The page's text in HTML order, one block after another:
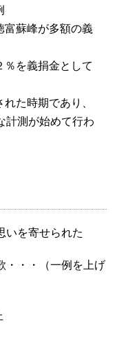
富蘇峰が多額の義
％を義捐金として
た時期であり、
計測が始めて行わ
いを寄せられた
・・・（一例を上げ